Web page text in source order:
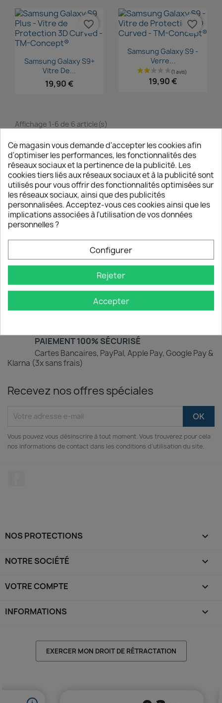
Aperçu rapide
Samsung Galaxy S9+
Vitre De...
19,90 €
favorite_border
Aperçu rapide
Samsung Galaxy S9 -
Verre...
19,90 €
favorite_border
Affichage 1-6 de 6 article(s)
Retour en haut
EXPÉDITION EXPRESS EN 24H
Livraison OFFERTE en France avec suivi en temps
réel
EXPERTISE & SERVICE CLIENT
Une question ? Un problème ? Notre équipe vous
GARANTIE SATISFACTION 30 JOURS
Achetez sereinement : votre produit est garanti
PAIEMENT 100% SÉCURISÉ
Cartes Bancaires, PayPal, Apple Pay, Google Pay &
Klarna (3x sans frais)
Recevez nos offres spéciales
Vous pouvez vous désinscrire à tout moment. Vous trouverez pour cela
nos informations de contact dans les conditions d'utilisation du site.
NOS PROTECTIONS 
NOTRE SOCIÉTÉ 
VOTRE COMPTE 
INFORMATIONS keyboard_arrow_down
EXERCER MON DROIT DE RÉTRACTATION
Ce magasin vous demande d'accepter les cookies afin
d'optimiser les performances, les fonctionnalités des
réseaux sociaux et la pertinence de la publicité. Les
cookies tiers liés aux réseaux sociaux et à la publicité sont
utilisés pour vous offrir des fonctionnalités optimisées sur
les réseaux sociaux, ainsi que des publicités
personnalisées. Acceptez-vous ces cookies ainsi que les
implications associées à l'utilisation de vos données
personnelles ?
Configurer
Rejeter
Accepter